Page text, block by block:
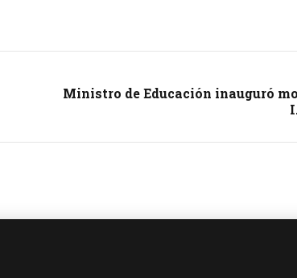
Ministro de Educación inauguró